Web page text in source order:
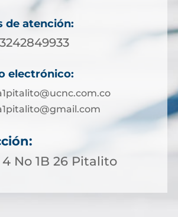
de atención:
electrónico:
No 1B 26 Pitalito